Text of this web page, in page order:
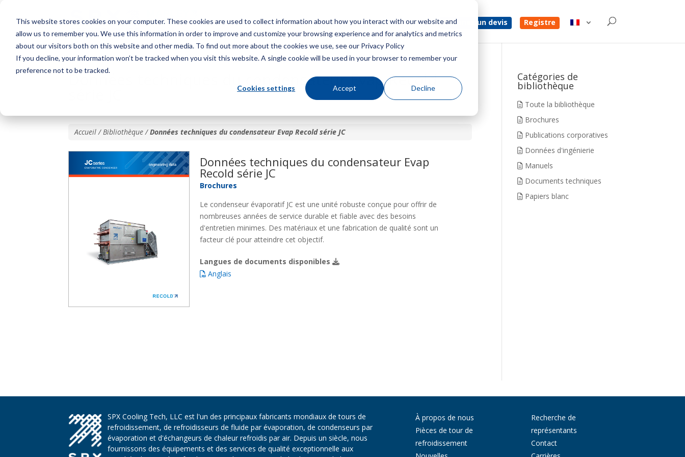
This website stores cookies on your computer. These cookies are used to collect information about how you interact with our website and
allow us to remember you. We use this information in order to improve and customize your browsing experience and for analytics and metrics
about our visitors both on this website and other media. To find out more about the cookies we use, see our Privacy Policy
If you decline, your information won’t be tracked when you visit this website. A single cookie will be used in your browser to remember your
preference not to be tracked.
Cookies settings Accept Decline
Menu Obtenez un devis Registre
Données techniques du condensateur Evap Recold
Accueil / Bibliothèque /Données techniques du condensateur Evap Recold série JC
Données techniques du condensateur Evap
Recold série JC
Brochures
Le condenseur évaporatif JC est une unité robuste conçue pour offrir de
nombreuses années de service durable et fiable avec des besoins
d'entretien minimes. Des matériaux et une fabrication de qualité sont un
facteur clé pour atteindre cet objectif.
Langues de documents disponibles
Anglais
Catégories de
bibliothèque
Toute la bibliothèque
Brochures
Publications corporatives
Données d'ingénierie
Manuels
Documents techniques
Papiers blanc
SPX Cooling Tech, LLC est l'un des principaux fabricants mondiaux de tours de
refroidissement, de refroidisseurs de fluide par évaporation, de condenseurs par
évaporation et d'échangeurs de chaleur refroidis par air. Depuis un siècle, nous
fournissons des équipements et des services de qualité exceptionnelle aux
À propos de nous
Pièces de tour de
refroidissement
Recherche de
représentants
Contact